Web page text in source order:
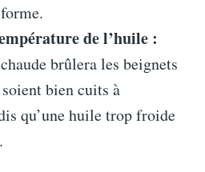
de l’huile :
brûlera les beignets
bien cuits à
qu’une huile trop froide